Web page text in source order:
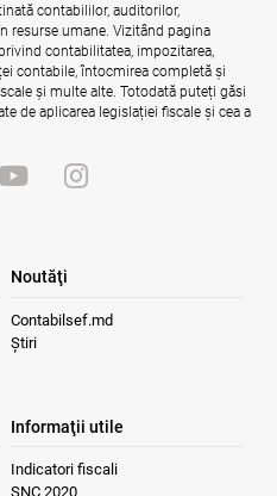
contabililor, auditorilor,
resurse umane. Vizitând pagina
contabilitatea, impozitarea,
contabile, întocmirea completă și
și multe alte. Totodată puteți găsi
de aplicarea legislației fiscale și cea a
Noutăţi
Contabilsef.md
Știri
Informaţii utile
Indicatori fiscali
SNC 2020